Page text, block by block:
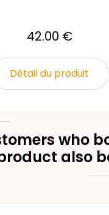
42.00 €
Détail du produit
who
also